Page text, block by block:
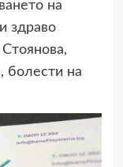
на
здраво
болести на